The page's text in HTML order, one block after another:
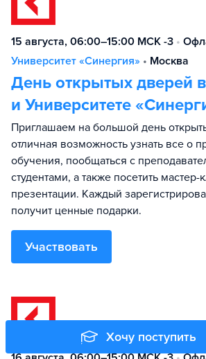
Хочу поступить
15 августа, 06:00–15:00 МСК -3 •
Университет «Синергия» • Москва
День открытых дверей
и Университете
Приглашаем на большой день
отличная возможность узнать все о
обучения, пообщаться с
студентами, а также посетить мастер-
презентации. Каждый
получит ценные подарки.
Участвовать